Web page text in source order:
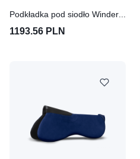
1193.56 PLN